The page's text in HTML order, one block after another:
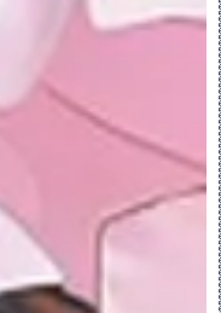
和曲面轮廓
廓等
同的几何类型，
原始尺寸和约
该草绘。这与
删除的参考类